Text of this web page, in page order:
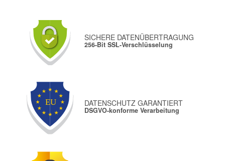
SICHERE DATENÜBERTRAGUNG
256-Bit SSL-Verschlüsselung
DATENSCHUTZ GARANTIERT
DSGVO-konforme Verarbeitung